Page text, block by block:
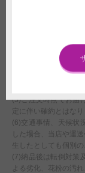
(2)最低気温が0度以
む可能性があります
も、ご返品、ご返金
(3)お届け先がライブ
搬入日時を指定され
指定されていたとし
にお届けが困難な場
(5)ご注文時点でお届
定に伴い確約とはな
(6)交通事情、天候状
した場合、当店や運
生したとしても個別
(7)納品後は転倒対策
よる劣化、花粉の汚